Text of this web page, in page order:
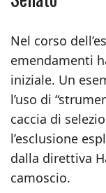
Nel corso
emendamenti
iniziale. Un
l’uso di
caccia di
l’esclusione
dalla direttiva
camoscio.